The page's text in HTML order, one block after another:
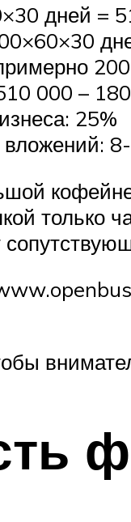
дней =
000 –
25%
вложений:
только